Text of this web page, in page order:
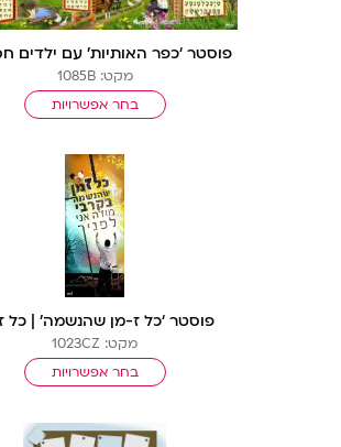
פוסטר ‘כפר האותיות’ עם ילדים
מקט: 1085B
בחר אפשרויות
פוסטר ‘כל ז-מן שהנשמה’ | כל
מקט: 1023CZ
בחר אפשרויות